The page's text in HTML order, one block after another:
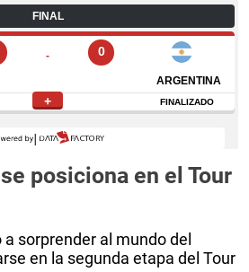
posiciona en el Tour
a sorprender al mundo del
en la segunda etapa del Tour